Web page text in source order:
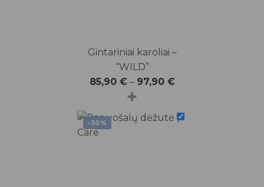
Gintariniai karoliai –
“WILD”
85,90 €– 97,90 €
+
-30%